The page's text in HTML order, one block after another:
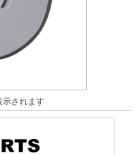
示されます